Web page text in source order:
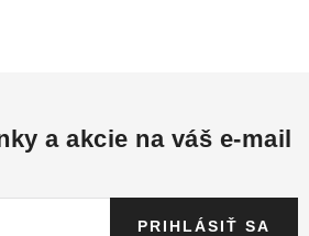
a akcie na váš e-mail
PRIHLÁSIŤ SA